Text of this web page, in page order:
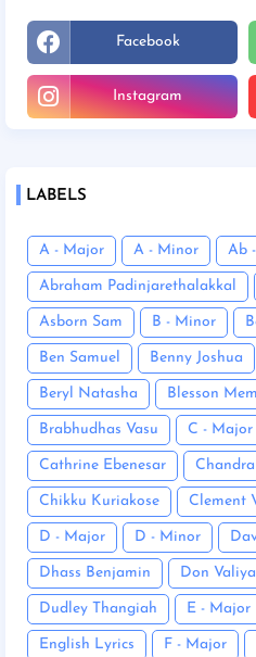
Facebook
Instagram
LABELS
A - Major A - Minor Ab
Abraham Padinjarethalakkal
Asborn Sam B - Minor
Ben Samuel Benny Joshua
Beryl Natasha Blesson
Brabhudhas Vasu C - Major
Cathrine Ebenesar
Chikku Kuriakose Clement
D - Major D - Minor
Dhass Benjamin Don
Dudley Thangiah E - Major
English Lyrics F - Major